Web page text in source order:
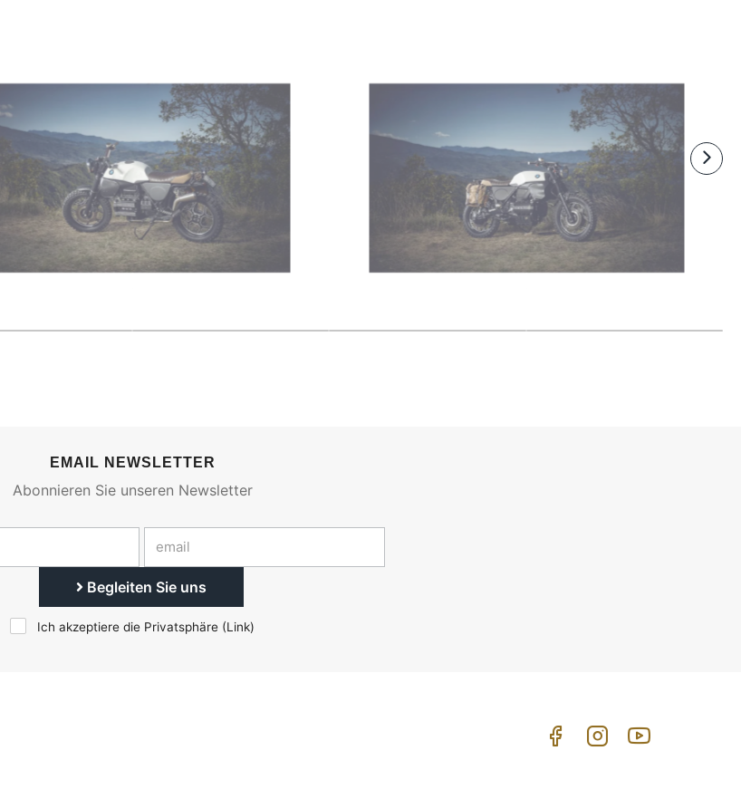
EMAIL NEWSLETTER
Abonnieren Sie unseren Newsletter
Begleiten Sie uns
Ich akzeptiere die Privatsphäre (Link)